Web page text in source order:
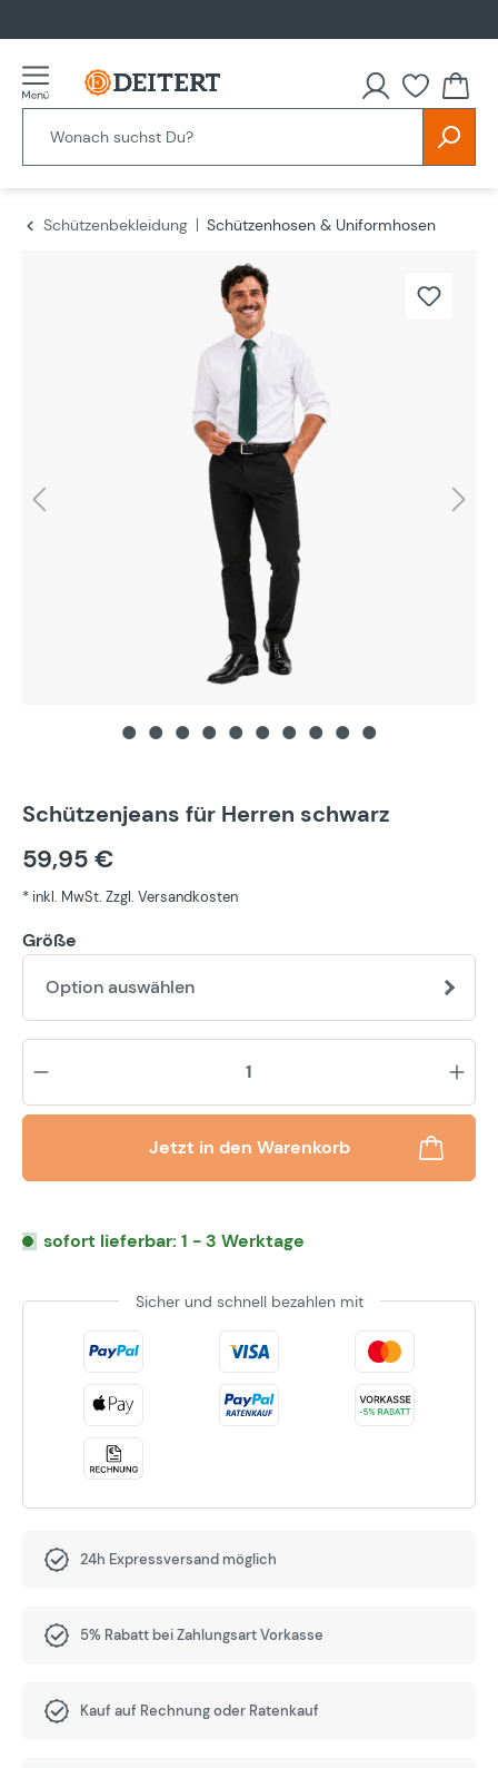
Schützenbekleidung
Schützenhosen & Uniformhosen
Schützenjeans für Herren schwarz
59,95 €
* inkl. MwSt. Zzgl. Versandkosten
Größe
Option auswählen
Jetzt in den Warenkorb
sofort lieferbar: 1 - 3 Werktage
Sicher und schnell bezahlen mit
24h Expressversand möglich
5% Rabatt bei Zahlungsart Vorkasse
Kauf auf Rechnung oder Ratenkauf